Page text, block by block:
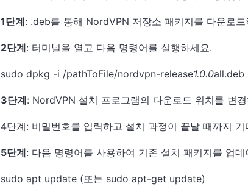
1단계: .deb를 통해 NordVPN 저장소 패키지를 다운로드
2단계: 터미널을 열고 다음 명령어를 실행하세요.
sudo dpkg -i /pathToFile/nordvpn-release1.0.0all.deb
3단계: NordVPN 설치 프로그램의 다운로드 위치를 변
4단계: 비밀번호를 입력하고 설치 과정이 끝날 때까지 기
5단계: 다음 명령어를 사용하여 기존 설치 패키지를 업데
sudo apt update (또는 sudo apt-get update)